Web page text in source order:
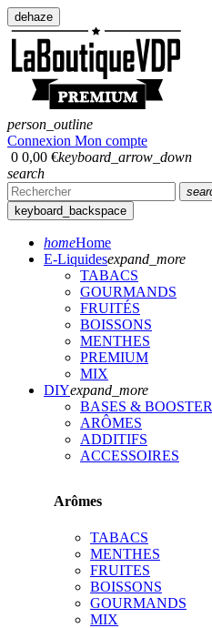
dehaze
person_outline
Connexion Mon compte
0 0,00 €keyboard_arrow_down
search
keyboard_backspace
homeHome
E-Liquidesexpand_more
TABACS
GOURMANDS
FRUITÉS
BOISSONS
MENTHES
PREMIUM
MIX
DIYexpand_more
BASES &
ARÔMES
ADDITIFS
ACCESSOIRES
Arômes
TABACS
MENTHES
FRUITES
BOISSONS
GOURMANDS
MIX